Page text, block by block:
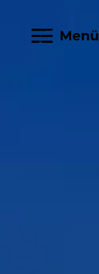
Menü